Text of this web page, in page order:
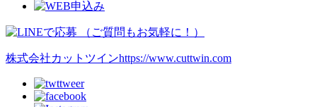
株式会社カットツインhttps://www.cuttwin.com